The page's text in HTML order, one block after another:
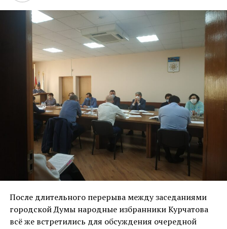
После длительного перерыва между заседаниями
городской Думы народные избранники Курчатова
всё же встретились для обсуждения очередной